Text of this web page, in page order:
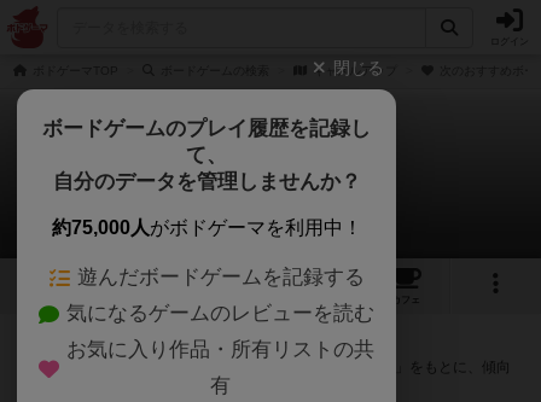
キャメルアップ
キャメルアップ
次のおすすめボードゲーム
18 28
カフェ
『キャメルアップ』が好きな方へのおすすめ
このゲームのトップページで投票された「プレイ感の評価」をもとに、傾向
が近いボードゲームをランキング形式で紹介します。
閉じる
ボードゲームのプレイ履歴を記録し
て、
自分のデータを管理しませんか？
約75,000人がボドゲーマを利用中！
遊んだボードゲームを記録する
気になるゲームのレビューを読む
お気に入り作品・所有リストの共
有